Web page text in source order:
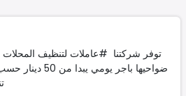
توفر شركتنا #عاملات لتنظيف
ضواحيها باجر